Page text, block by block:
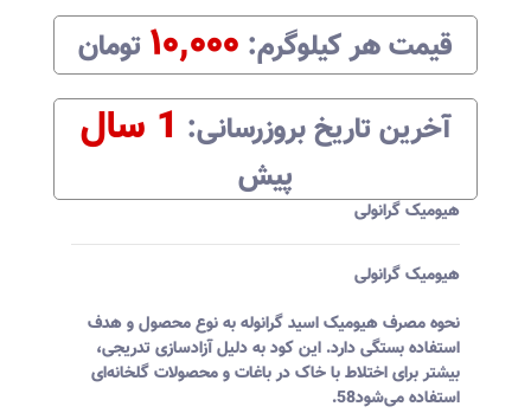
قیمت هرکیلوگرم:‌ ۱۰,۰۰۰ تومان
آخرین تاریخ بروزرسانی:‌ 1 سال
پیش
هیومیک گرانولی
هیومیک گرانولی
نحوه مصرف هیومیک اسید گرانوله به نوع محصول و هدف
استفاده بستگی دارد. این کود به دلیل آزادسازی تدریجی،
بیشتر برای اختلاط با خاک در باغات و محصولات گلخانه‌ای
استفاده می‌شود 58
.